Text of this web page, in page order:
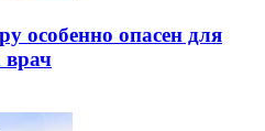
особенно опасен для
врач